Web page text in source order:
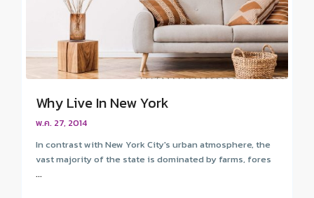
Why Live In New York
พ.ค. 27, 2014
In contrast with New York City's urban atmosphere, the
vast majority of the state is dominated by farms, fores
...